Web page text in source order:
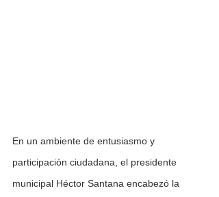
En un ambiente de entusiasmo y
participación ciudadana, el presidente
municipal Héctor Santana encabezó la